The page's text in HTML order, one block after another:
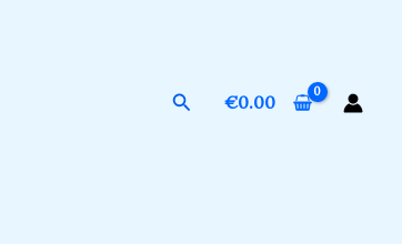
Suchen
€0.00